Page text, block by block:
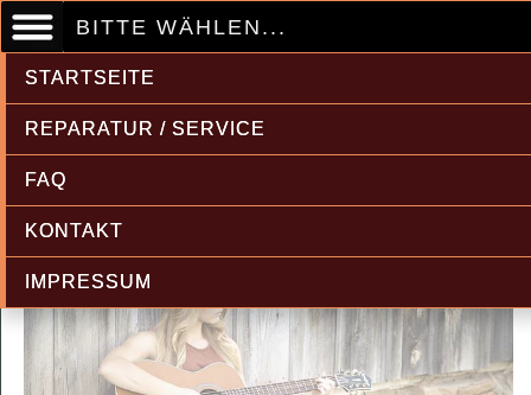
BITTE WÄHLEN...
STARTSEITE
REPARATUR / SERVICE
FAQ
KONTAKT
IMPRESSUM